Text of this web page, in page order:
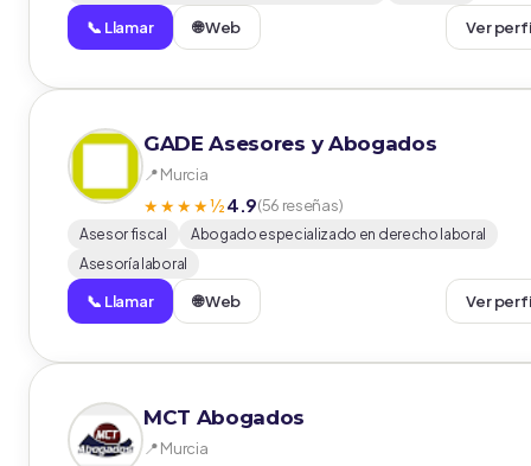
📞 Llamar 🌐 Web Ver
GADE Asesores y Abogados
📍 Murcia
★★★★½4.9(56 reseñas)
Asesor fiscal
Abogado especializado en derecho laboral
Asesoría laboral
📞 Llamar 🌐 Web Ver
MCT Abogados
📍 Murcia